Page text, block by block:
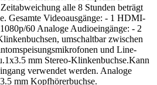
alle 8 Stunden beträgt
Gesamte Videoausgänge: - 1 HDMI-
60 Analoge Audioeingänge: - 2
umschaltbar zwischen
und Line-
mm Stereo-Klinkenbuchse.Kann
verwendet werden. Analoge
mm Kopfhörerbuchse.